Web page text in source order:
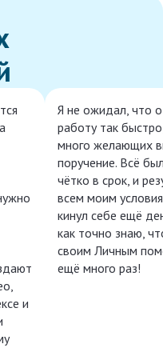
и
Я не ожидал, что
работу так
много желающих
поручение. Всё
чётко в срок, и
всем моим
кинул себе ещё
как точно знаю,
своим Личным
ещё много раз!